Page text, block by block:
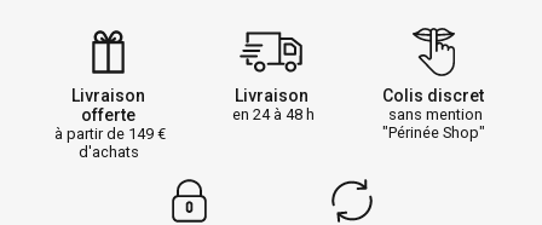
Livraison
offerte
à partir de 149
d'achats
Livraison
en 24 à 48 h
Colis discret
sans mention
"Périnée Shop"